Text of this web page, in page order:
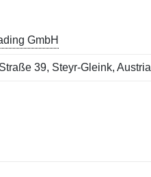
GmbH
39, Steyr-Gleink, Austria